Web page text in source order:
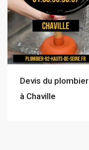
Devis du plombier
à Chaville